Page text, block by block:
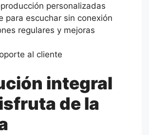
personalizadas
para escuchar sin conexión
regulares y mejoras
al cliente
integral
de la